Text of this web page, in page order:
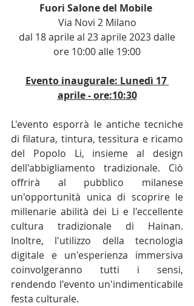
Fuori Salone del Mobile
Via Novi 2 Milano
ore 10:00 alle 19:00
Evento inaugurale: Lunedì 17
aprile - ore:10:30
L'evento esporrà le antiche tecniche
di filatura, tintura, tessitura e ricamo
del Popolo Li, insieme al design
dell'abbigliamento tradizionale. Ciò
offrirà al pubblico milanese
un'opportunità unica di scoprire le
millenarie abilità dei Li e l'eccellente
cultura tradizionale di Hainan.
Inoltre, l'utilizzo della tecnologia
digitale e un'esperienza immersiva
coinvolgeranno tutti i sensi,
rendendo l'evento un'indimenticabile
festa culturale.